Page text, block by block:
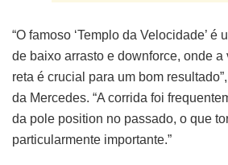
“O famoso ‘Templo da Velocidade’ é
de baixo arrasto e downforce, onde
reta é crucial para um bom
da Mercedes. “A corrida foi
da pole position no passado, o que
particularmente importante.”